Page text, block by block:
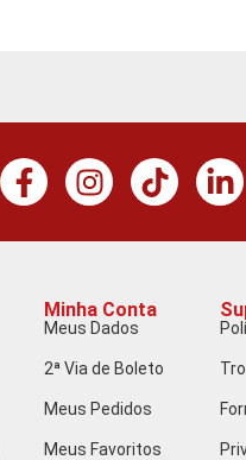
Minha Conta
Meus Dados
2ª Via de Boleto
Meus Pedidos
Meus Favoritos